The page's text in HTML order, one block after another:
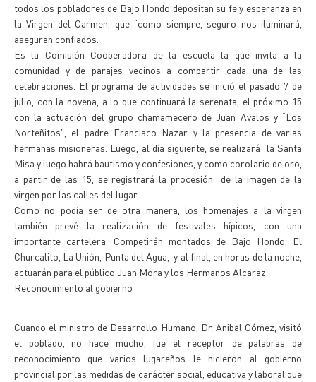
todos los pobladores de Bajo Hondo depositan su fe y esperanza en
la Virgen del Carmen, que “como siempre, seguro nos iluminará,
aseguran confiados.
Es la Comisión Cooperadora de la escuela la que invita a la
comunidad y de parajes vecinos a compartir cada una de las
celebraciones. El programa de actividades se inició el pasado 7 de
julio, con la novena, a lo que continuará la serenata, el próximo 15
con la actuación del grupo chamamecero de Juan Avalos y “Los
Norteñitos”, el padre Francisco Nazar y la presencia de varias
hermanas misioneras. Luego, al día siguiente, se realizará la Santa
Misa y luego habrá bautismo y confesiones, y como corolario de oro,
a partir de las 15, se registrará la procesión de la imagen de la
virgen por las calles del lugar.
Como no podía ser de otra manera, los homenajes a la virgen
también prevé la realización de festivales hípicos, con una
importante cartelera. Competirán montados de Bajo Hondo, El
Churcalito, La Unión, Punta del Agua, y al final, en horas de la noche,
actuarán para el público Juan Mora y los Hermanos Alcaraz.
Reconocimiento al gobierno
Cuando el ministro de Desarrollo Humano, Dr. Anibal Gómez, visitó
el poblado, no hace mucho, fue el receptor de palabras de
reconocimiento que varios lugareños le hicieron al gobierno
provincial por las medidas de carácter social, educativa y laboral que